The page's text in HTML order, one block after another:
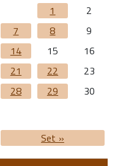
1
2
7 8
9
14 15
16
21 22
23
28 29
30
Set »